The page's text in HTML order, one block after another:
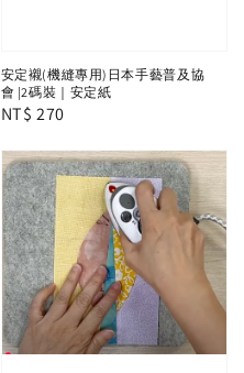
安定襯(機縫專用)日本手藝普及協
會 |2碼裝｜安定紙
Regular
NT$ 270